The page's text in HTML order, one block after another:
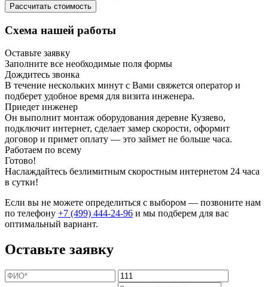
Рассчитать стоимость
Схема нашей работы
Оставьте заявку
Заполните все необходимые поля формы
Дождитесь звонка
В течение нескольких минут с Вами свяжется оператор и
подберет удобное время для визита инженера.
Приедет инженер
Он выполнит монтаж оборудования деревне Кузяево,
подключит интернет, сделает замер скорости, оформит
договор и примет оплату — это займет не больше часа.
Работаем по всему
Готово!
Наслаждайтесь безлимитным скоростным интернетом 24 часа
в сутки!
Если вы не можете определиться с выбором — позвоните нам
по телефону +7 (499) 444-24-96 и мы подберем для вас
оптимальный вариант.
Оставьте заявку